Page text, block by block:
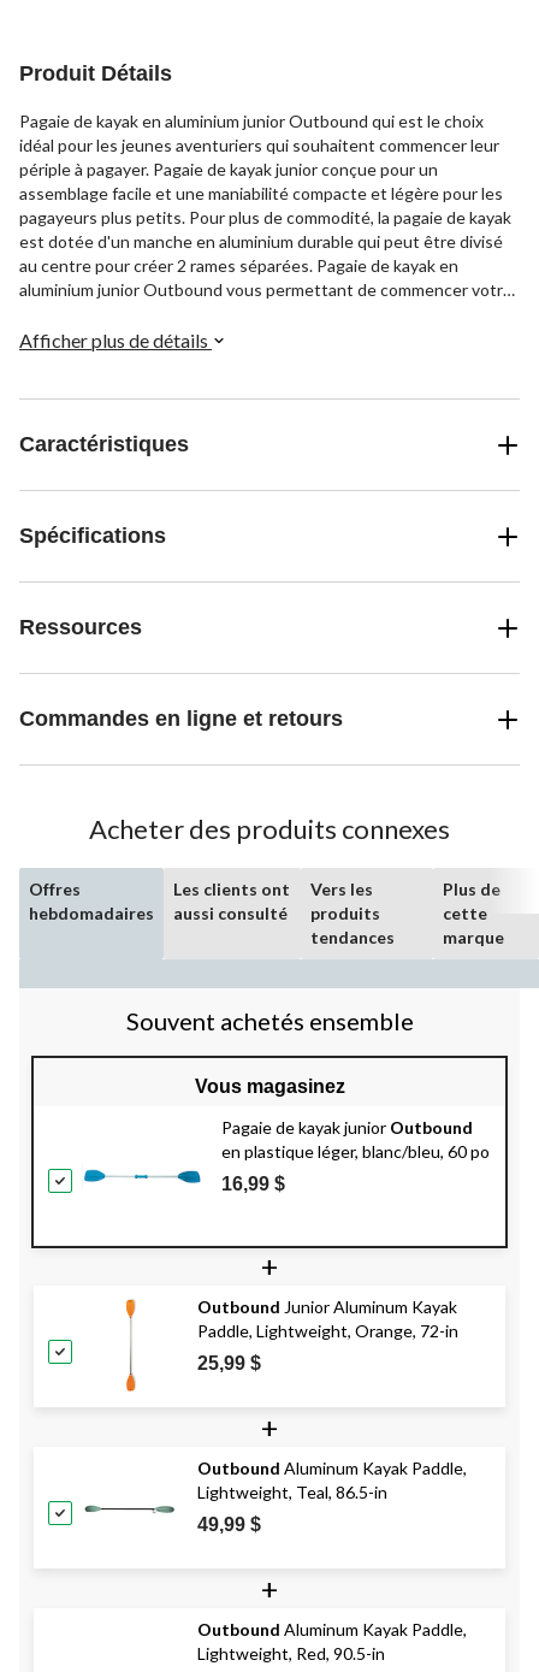
Produit Détails
Pagaie de kayak en aluminium junior Outbound qui est le choix
idéal pour les jeunes aventuriers qui souhaitent commencer leur
périple à pagayer. Pagaie de kayak junior conçue pour un
assemblage facile et une maniabilité compacte et légère pour les
pagayeurs plus petits. Pour plus de commodité, la pagaie de kayak
est dotée d'un manche en aluminium durable qui peut être divisé
au centre pour créer 2 rames séparées. Pagaie de kayak en
aluminium junior Outbound vous permettant de commencer votre
Afficher plus de détails
Caractéristiques
Spécifications
Ressources
Commandes en ligne et retours
Acheter des produits connexes
Offres
hebdomadaires
Les clients ont
aussi consulté
Vers les
produits
tendances
Plus de
cette
marque
Souvent achetés ensemble
Vous magasinez
Pagaie de kayak junior Outbound
en plastique léger, blanc/bleu, 60 po
16,99 $
+
Outbound Junior Aluminum Kayak
Paddle, Lightweight, Orange, 72-in
25,99 $
+
Outbound Aluminum Kayak Paddle,
Lightweight, Teal, 86.5-in
49,99 $
+
Outbound Aluminum Kayak Paddle,
Lightweight, Red, 90.5-in